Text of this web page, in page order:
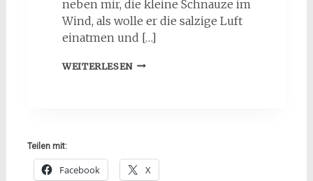
neben mir, die kleine Schnauze im
Wind, als wolle er die salzige Luft
einatmen und […]
WEITERLESENDER
Teilen mit:
Facebook X